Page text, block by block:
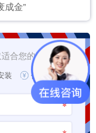
成金”
合您的设计方案
装 价格实惠